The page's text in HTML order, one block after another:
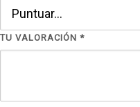
TU VALORACIÓN *